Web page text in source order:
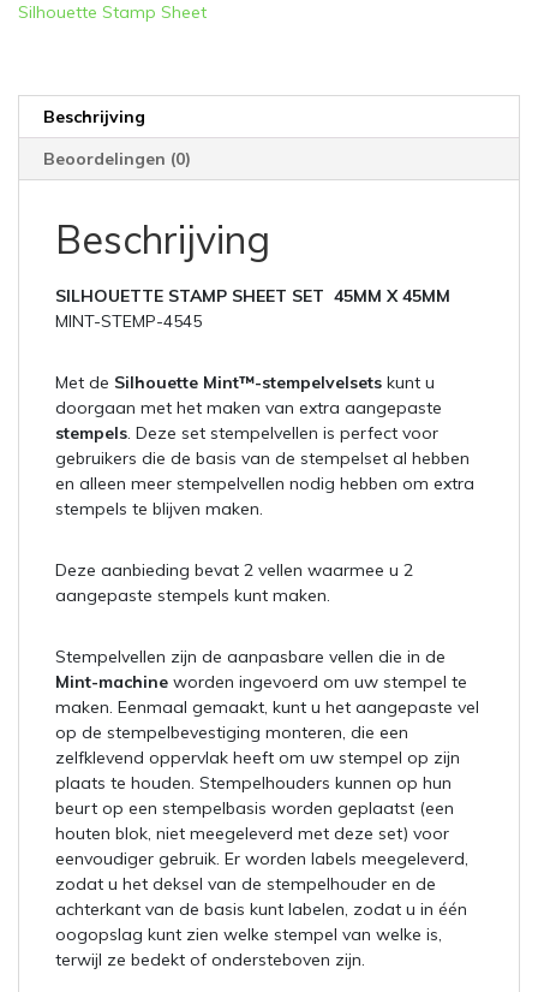
Silhouette Stamp Sheet
Beschrijving
Beoordelingen (0)
Beschrijving
SILHOUETTE STAMP SHEET SET 45MM X 45MM
MINT-STEMP-4545
Met de Silhouette Mint™-stempelvelsets kunt u
doorgaan met het maken van extra aangepaste
stempels. Deze set stempelvellen is perfect voor
gebruikers die de basis van de stempelset al hebben
en alleen meer stempelvellen nodig hebben om extra
stempels te blijven maken.
Deze aanbieding bevat 2 vellen waarmee u 2
aangepaste stempels kunt maken.
Stempelvellen zijn de aanpasbare vellen die in de
Mint-machine worden ingevoerd om uw stempel te
maken. Eenmaal gemaakt, kunt u het aangepaste vel
op de stempelbevestiging monteren, die een
zelfklevend oppervlak heeft om uw stempel op zijn
plaats te houden. Stempelhouders kunnen op hun
beurt op een stempelbasis worden geplaatst (een
houten blok, niet meegeleverd met deze set) voor
eenvoudiger gebruik. Er worden labels meegeleverd,
zodat u het deksel van de stempelhouder en de
achterkant van de basis kunt labelen, zodat u in één
oogopslag kunt zien welke stempel van welke is,
terwijl ze bedekt of ondersteboven zijn.